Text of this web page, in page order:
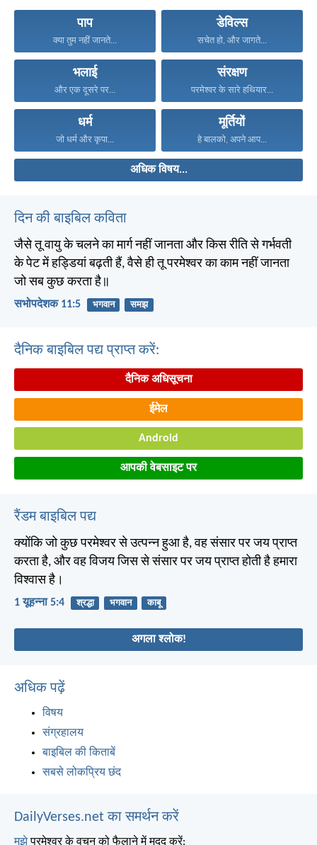
पाप
क्या तुम नहीं जानते...
डेविल्स
सचेत हो, और जागते...
भलाई
और एक दूसरे पर...
संरक्षण
परमेश्वर के सारे हथियार...
धर्म
जो धर्म और कृपा...
मूर्तियों
हे बालको, अपने आप...
अधिक विषय...
दिन की बाइबिल कविता
जैसे तू वायु के चलने का मार्ग नहीं जानता और किस रीति से गर्भवती
के पेट में हड्डियां बढ़ती हैं, वैसे ही तू परमेश्वर का काम नहीं जानता
जो सब कुछ करता है॥
सभोपदेशक 11:5 भगवान समझ
दैनिक बाइबिल पद्य प्राप्त करें:
दैनिक अधिसूचना
ईमेल
Android
आपकी वेबसाइट पर
रैंडम बाइबिल पद्य
क्योंकि जो कुछ परमेश्वर से उत्पन्न हुआ है, वह संसार पर जय प्राप्त
करता है, और वह विजय जिस से संसार पर जय प्राप्त होती है हमारा
विश्वास है।
1 यूहन्ना 5:4 श्रद्धा भगवान काबू
अगला श्लोक!
अधिक पढ़ें
विषय
संग्रहालय
बाइबिल की किताबें
सबसे लोकप्रिय छंद
DailyVerses.net का समर्थन करें
मुझेपरमेश्वर के वचन को फैलाने में मदद करें: